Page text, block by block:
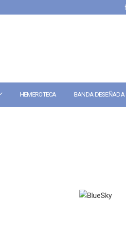
HEMEROTECA BANDA DESEÑADA